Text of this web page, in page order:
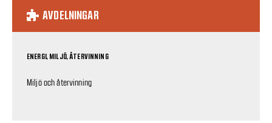
AVDELNINGAR
ENERGI, MILJÖ, ÅTERVINNING
Miljö och återvinning